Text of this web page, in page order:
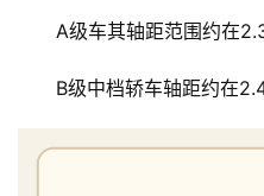
A级车其轴距范围约在
B级中档轿车轴距约在